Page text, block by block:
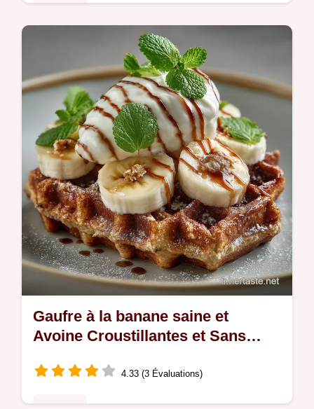
Découvrez la recette ultime de brownie sans
gluten fondant digne dun chef Technique
simple pour une croûte brillante et un cœur
ultrafudgy Un dessert chocolat…
Gaufre à la banane saine et
Avoine Croustillantes et Sans
4.33 (3 Évaluations)